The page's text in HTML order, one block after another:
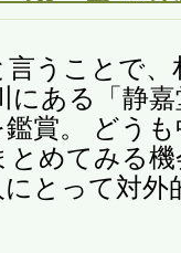
言うことで
にある「静
賞。 どう
とめてみる
とって対外